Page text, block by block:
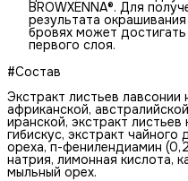
BROWXENNA®. Для
результата
бровях может
первого слоя.
#Состав
Экстракт листьев лавсонии
африканской,
иранской, экстракт
гибискус, экстракт чайного
ореха, п-фенилендиамин
натрия, лимонная кислота,
мыльный орех.